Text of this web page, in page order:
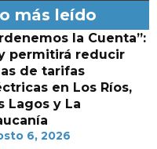
más leído
la Cuenta”:
permitirá reducir
de tarifas
en Los Ríos,
Lagos y La
6, 2026